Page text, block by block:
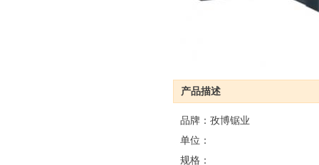
产品描述
品牌：孜博锯业
单位：
规格：